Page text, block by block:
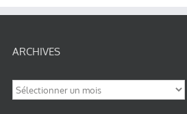
ARCHIVES
Archives